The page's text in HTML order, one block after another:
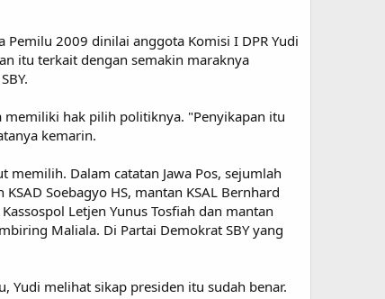
Pemilu 2009 dinilai anggota Komisi I DPR Yudi
itu terkait dengan semakin maraknya
hak pilih politiknya. "Penyikapan itu
kemarin.
Dalam catatan Jawa Pos, sejumlah
Soebagyo HS, mantan KSAL Bernhard
Letjen Yunus Tosfiah dan mantan
Maliala. Di Partai Demokrat SBY yang
Yudi melihat sikap presiden itu sudah benar.